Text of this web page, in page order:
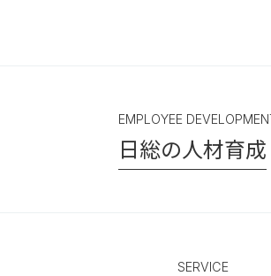
EMPLOYEE
日総の人材育成
SERVICE